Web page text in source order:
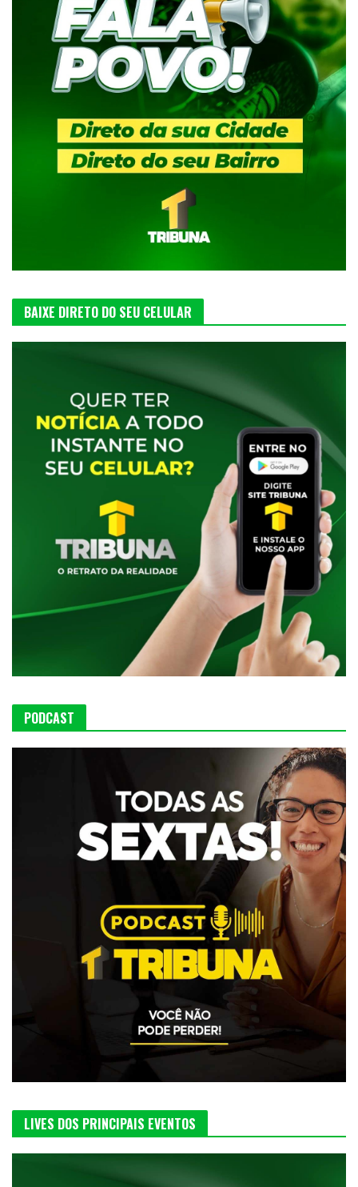
BAIXE DIRETO DO SEU CELULAR
PODCAST
LIVES DOS PRINCIPAIS EVENTOS